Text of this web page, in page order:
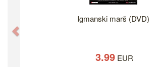
Igmanski marš (DVD)
3.99 EUR